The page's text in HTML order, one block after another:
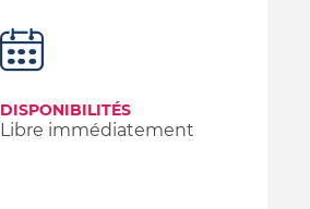
DISPONIBILITÉS
Libre immédiatement